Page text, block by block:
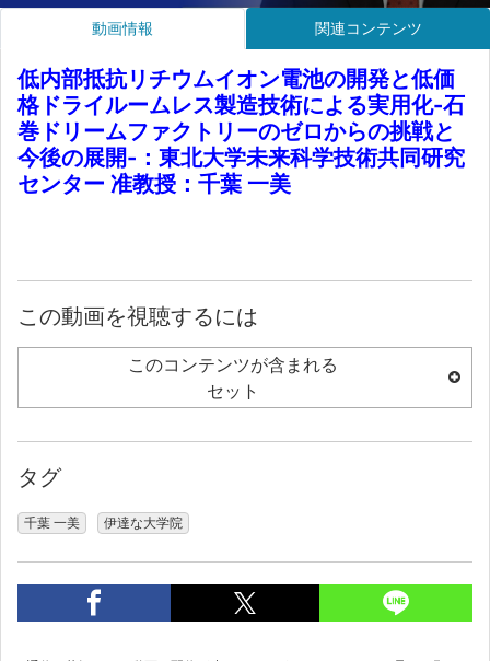
動画情報 関連コンテンツ
低内部抵抗リチウムイオン電池の開発と低価
格ドライルームレス製造技術による実用化-石
巻ドリームファクトリーのゼロからの挑戦と
今後の展開-：東北大学未来科学技術共同研究
センター 准教授：千葉 一美
この動画を視聴するには
このコンテンツが含まれる
セット
タグ
千葉 一美 伊達な大学院